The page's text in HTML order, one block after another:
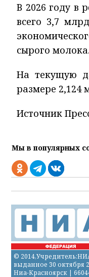
В 2026 году в
всего 3,7
сырого молока.
На текущую
размере 2,124
Источник
Мы в популярных
©
выданное 30 октября
Ниа-Красноярск |